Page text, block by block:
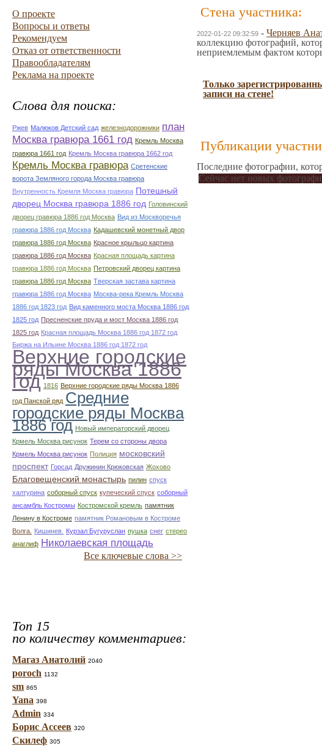
О проекте
Вопросы и ответы
Рекомендуем
Отказ от ответственности
Правообладателям
Реклама на проекте
Слова для поиска:
Ржев Малюков Детский сад железнодорожники план
Москва гравюра 1661 год Кремль Москва
гравюра 1661 год Кремль Москва гравюра 1662 год
Кремль Москва гравюра Сретенские
ворота Земляного города Москва гравюра
Внутренность Кремля Москва гравюра Потешный
дворец Москва гравюра 1886 год Головинский
дворец гравюра 1886 год Москва Вид из Москворечья
гравюра 1886 год Москва Кадашевский монетный двор
гравюра 1886 год Москва Красное крыльцо картина
гравюра 1886 год Москва Красная площадь картина
гравюра 1886 год Москва Петровский дворец картина
гравюра 1886 год Москва Тверская застава картина
гравюра 1886 год Москва Москва-река Кремль Москва
1886 год 1823 год Вид каменного моста Москва 1886 год
1825 год Пресненские пруда и мост Москва 1886 год
1825 год Красная площадь Москва 1886 год 1872 год
Биржа на Ильине Москва 1886 год 1872 год
Верхние городские
ряды Москва 1886
год 1816 Верхние городские ряды Москва 1886
год Панской ряд Средние
городские ряды Москва
1886 год Новый императорский дворец
Крмель Москва рисунок Терем со стороны двора
Крмель Москва рисунок Полиция московский
проспект Горсад Дружинин Крюковская Жохово
Благовещенский монастырь пилин спуск
халтурина соборный спуск купеческий спуск соборный
ансамбль Костромы Костромской кремль памятник
Ленину в Костроме памятник Романовым в Костроме
Волга.
Кишинев. Курзал Бугуруслан пушка снег стерео
анаглиф Николаевская площадь
Все ключевые слова >>
Топ 15
по количеству комментариев:
Магаз Анатолий 2040
poroch 1132
sm 865
Yana 398
Admin 334
Борис Ассеев 320
Скилеф 305
Стена участника:
2022-01-22 09:32:59 - Черняев
коллекцию фотографий,
неприемлемым фактом
Только
записи на стене!
Публикации
Последние фотографии,
Сейчас нет новых